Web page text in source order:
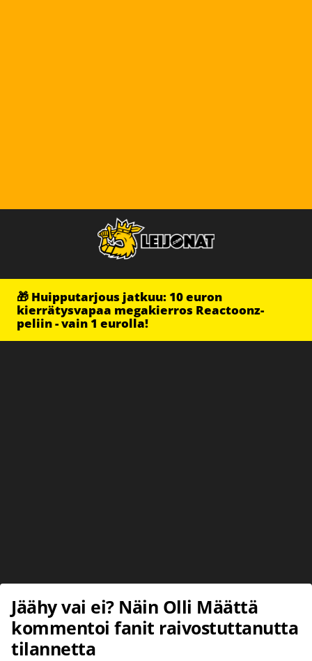
🎁 Huipputarjous jatkuu: 10 euron
kierrätysvapaa megakierros Reactoonz-
peliin - vain 1 eurolla!
Jäähy vai ei? Näin Olli Määttä
kommentoi fanit raivostuttanutta
tilannetta